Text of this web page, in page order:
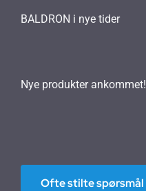
BALDRON i nye tider
Nye produkter ankommet!
Ofte stilte spørsmål